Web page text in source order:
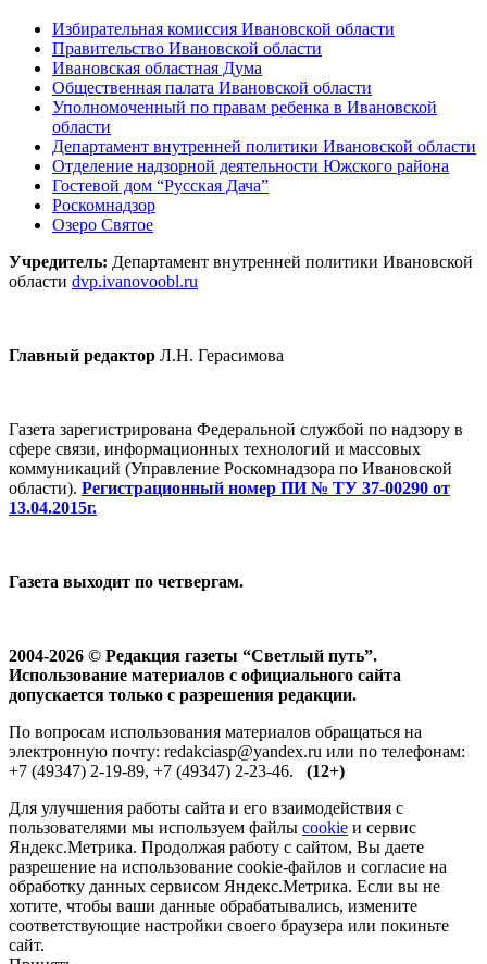
Избирательная комиссия Ивановской области
Правительство Ивановской области
Ивановская областная Дума
Общественная палата Ивановской области
Уполномоченный по правам ребенка в Ивановской
области
Департамент внутренней политики Ивановской области
Отделение надзорной деятельности Южского района
Гостевой дом “Русская Дача”
Роскомнадзор
Озеро Святое
Учредитель: Департамент внутренней политики Ивановской
области dvp.ivanovoobl.ru
Главный редактор Л.Н. Герасимова
Газета зарегистрирована Федеральной службой по надзору в
сфере связи, информационных технологий и массовых
коммуникаций (Управление Роскомнадзора по Ивановской
области). Регистрационный номер ПИ № ТУ 37-00290 от
13.04.2015г.
Газета выходит по четвергам.
2004-2026 © Редакция газеты “Светлый путь”.
Использование материалов с официального сайта
допускается только с разрешения редакции.
По вопросам использования материалов обращаться на
электронную почту: redakciasp@yandex.ru или по телефонам:
+7 (49347) 2-19-89, +7 (49347) 2-23-46. (12+)
Для улучшения работы сайта и его взаимодействия с
пользователями мы используем файлы cookie и сервис
Яндекс.Метрика. Продолжая работу с сайтом, Вы даете
разрешение на использование cookie-файлов и согласие на
обработку данных сервисом Яндекс.Метрика. Если вы не
хотите, чтобы ваши данные обрабатывались, измените
соответствующие настройки своего браузера или покиньте
сайт.